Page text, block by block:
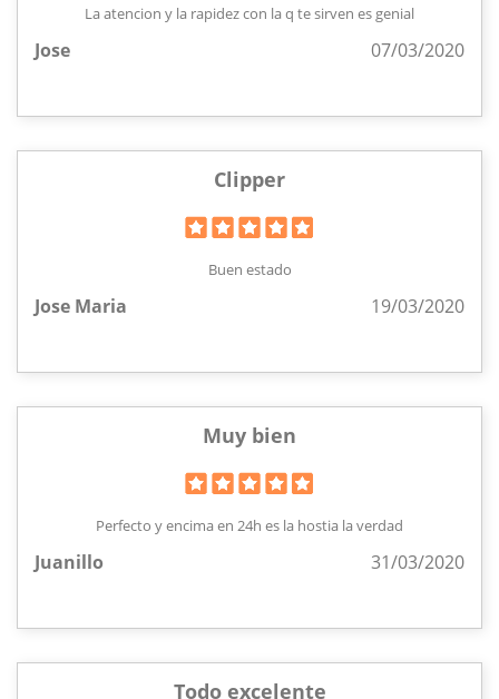
La atencion y la rapidez con la q te sirven es genial
Jose 07/03/2020
Clipper
Buen estado
Jose Maria 19/03/2020
Muy bien
Perfecto y encima en 24h es la hostia la verdad
Juanillo 31/03/2020
Todo excelente